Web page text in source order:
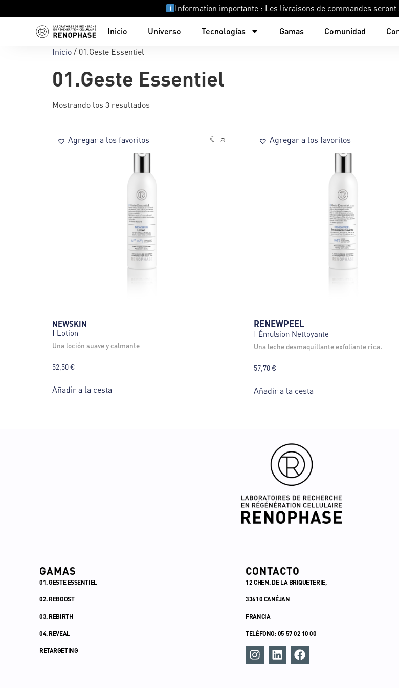
Information importante : Les livraisons de commandes seront
Inicio Universo Tecnologías Gamas Comunidad
Inicio / 01.Geste Essentiel
01.Geste Essentiel
Mostrando los 3 resultados
Agregar a los favoritos ☾ ☼
NEWSKIN
| Lotion
una loción suave y calmante
52,50€
Añadir a la cesta
Agregar a los favoritos
RENEWPEEL
| Émulsion Nettoyante
una leche desmaquillante exfoliante rica.
57,70€
Añadir a la cesta
GAMAS
01. GESTE ESSENTIEL
02. REBOOST
03. REBIRTH
04. REVEAL
RETARGETING
CONTACTO
12 CHEM. DE LA BRIQUETERIE,
33610 CANÉJAN
FRANCIA
TELÉFONO: 05 57 02 10 00